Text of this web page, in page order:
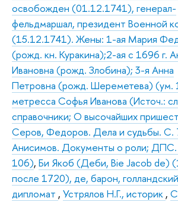
освобожден (01.12.1741), генерал-
фельдмаршал, президент Военной
(15.12.1741). Жены: 1-ая Мария
(рожд. кн. Куракина);2-ая с 1696 г.
Ивановна (рожд. Злобина); 3-я Анна
Петровна (рожд. Шереметева) (ум.
метресса Софья Иванова (Источ.:
справочники; О высочайших
Серов, Федоров. Дела и судьбы. С.
Анисимов. Документы о роли;
106), Би Якоб (Деби, Bie Jacob de)
после 1720), де, барон, голландский
дипломат , Устрялов Н.Г., историк ,